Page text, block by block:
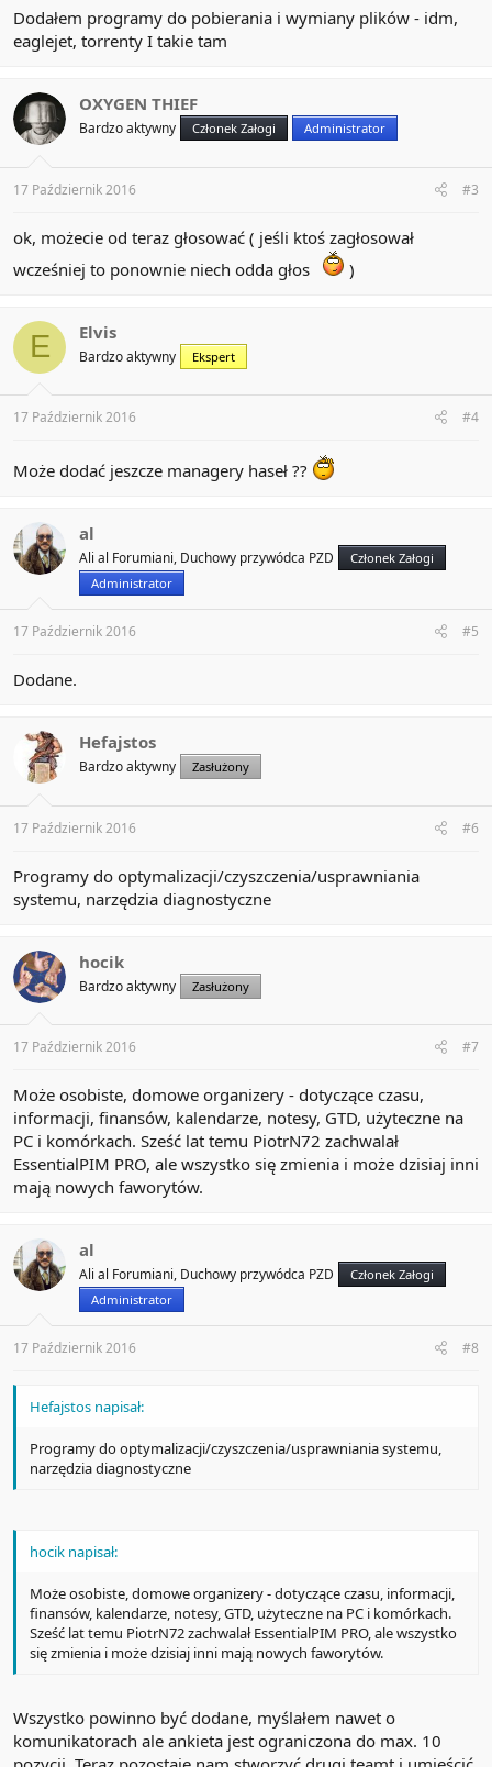
Dodałem programy do pobierania i wymiany plików - idm,
eaglejet, torrenty I takie tam
OXYGEN THIEF
Bardzo aktywny Członek Załogi Administrator
17 Październik 2016 #3
ok, możecie od teraz głosować ( jeśli ktoś zagłosował
wcześniej to ponownie niech odda głos
)
E Elvis
Bardzo aktywny Ekspert
17 Październik 2016 #4
Może dodać jeszcze managery haseł ??
al
Ali al Forumiani, Duchowy przywódca PZD
Członek Załogi
Administrator
17 Październik 2016 #5
Dodane.
Hefajstos
Bardzo aktywny Zasłużony
17 Październik 2016 #6
Programy do optymalizacji/czyszczenia/usprawniania
systemu, narzędzia diagnostyczne
hocik
Bardzo aktywny Zasłużony
17 Październik 2016 #7
Może osobiste, domowe organizery - dotyczące czasu,
informacji, finansów, kalendarze, notesy, GTD, użyteczne na
PC i komórkach. Sześć lat temu PiotrN72 zachwalał
EssentialPIM PRO, ale wszystko się zmienia i może dzisiaj inni
mają nowych faworytów.
al
Ali al Forumiani, Duchowy przywódca PZD
Członek Załogi
Administrator
17 Październik 2016 #8
Hefajstos napisał:
Programy do optymalizacji/czyszczenia/usprawniania systemu,
narzędzia diagnostyczne
hocik napisał:
Może osobiste, domowe organizery - dotyczące czasu, informacji,
finansów, kalendarze, notesy, GTD, użyteczne na PC i komórkach.
Sześć lat temu PiotrN72 zachwalał EssentialPIM PRO, ale wszystko
się zmienia i może dzisiaj inni mają nowych faworytów.
Wszystko powinno być dodane, myślałem nawet o
komunikatorach ale ankieta jest ograniczona do max. 10